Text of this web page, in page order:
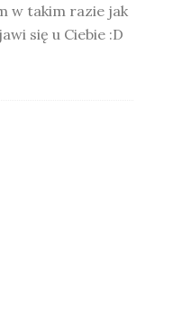
w takim razie jak
się u Ciebie :D